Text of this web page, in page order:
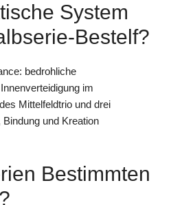
System
Bestelf?
bedrohliche
im
Mittelfeldtrio und drei
und Kreation
Bestimmten